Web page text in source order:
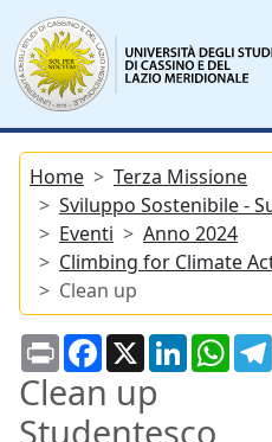
Home
Terza Missione
Sviluppo Sostenibile -
Eventi
Anno 2024
Climbing for Climate
Clean up
PrintFacebook
X LinkedIn
Clean up
Studentesco